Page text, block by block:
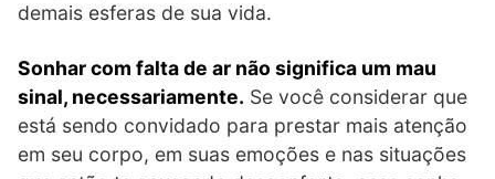
demais esferas de sua vida.
Sonhar com falta de ar não significa um mau
sinal, necessariamente. Se você considerar que
está sendo convidado para prestar mais atenção
em seu corpo, em suas emoções e nas situações